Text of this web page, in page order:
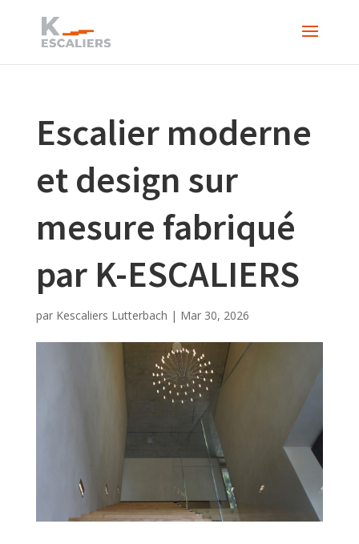
Escalier moderne
et design sur
mesure fabriqué
par K-ESCALIERS
par Kescaliers Lutterbach | Mar 30, 2026